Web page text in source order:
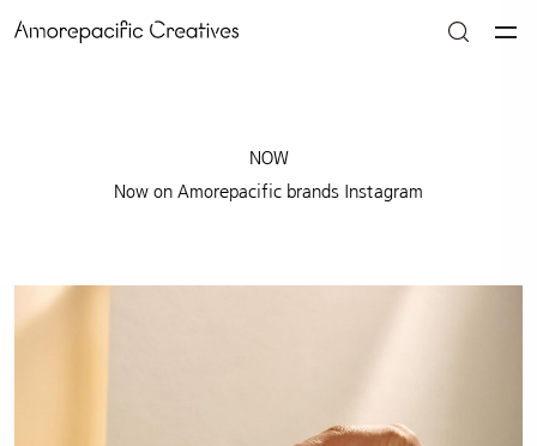
NOW
Now on Amorepacific brands Instagram